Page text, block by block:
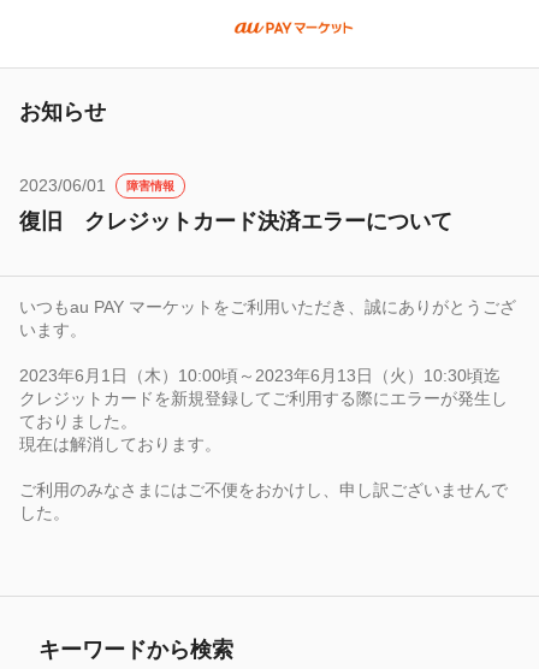
お知らせ
2023/06/01 障害情報
復旧 クレジットカード決済エラーについて
いつもau PAY マーケットをご利用いただき、誠にありがとうござ
います。
2023年6月1日（木）10:00頃～2023年6月13日（火）10:30頃迄
クレジットカードを新規登録してご利用する際にエラーが発生し
ておりました。
現在は解消しております。
ご利用のみなさまにはご不便をおかけし、申し訳ございませんで
した。
キーワードから検索